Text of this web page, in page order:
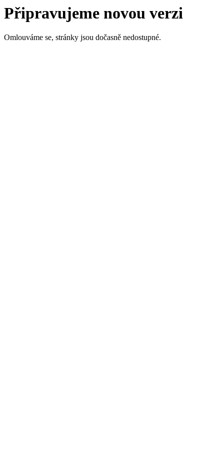
Připravujeme novou verzi
Omlouváme se, stránky jsou dočasně nedostupné.